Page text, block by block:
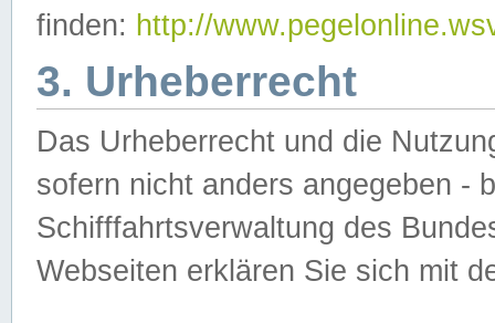
finden: http://
3. Urheberrecht
Das Urheberrecht und die
sofern nicht anders angegeben -
Schifffahrtsverwaltung des
Webseiten erklären Sie sich mit